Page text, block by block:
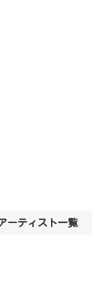
ーティスト一覧